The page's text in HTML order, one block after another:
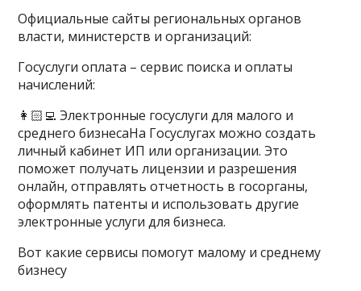
Официальные сайты региональных органов
власти, министерств и организаций:
Госуслуги оплата – сервис поиска и оплаты
начислений:
👩🏻‍💻 Электронные госуслуги для малого и
среднего бизнесаНа Госуслугах можно создать
личный кабинет ИП или организации. Это
поможет получать лицензии и разрешения
онлайн, отправлять отчетность в госорганы,
оформлять патенты и использовать другие
электронные услуги для бизнеса.
Вот какие сервисы помогут малому и среднему
бизнесу